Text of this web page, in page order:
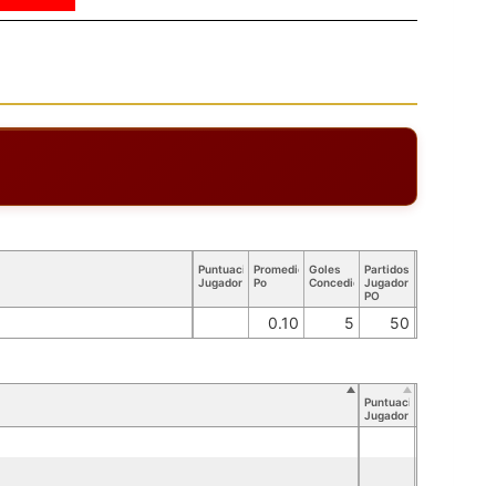
Puntuación
Jugador
Promedio
Po
Goles
Concedidos
Partidos
Jugador
PO
0.10 5 50
Puntuación
Jugador